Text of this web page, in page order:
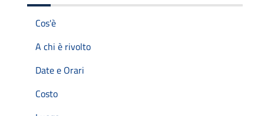
Cos'è
A chi è rivolto
Date e Orari
Costo